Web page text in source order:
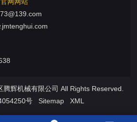
腾辉机械有限公司 All Rights Reserved.
号
Sitemap XML